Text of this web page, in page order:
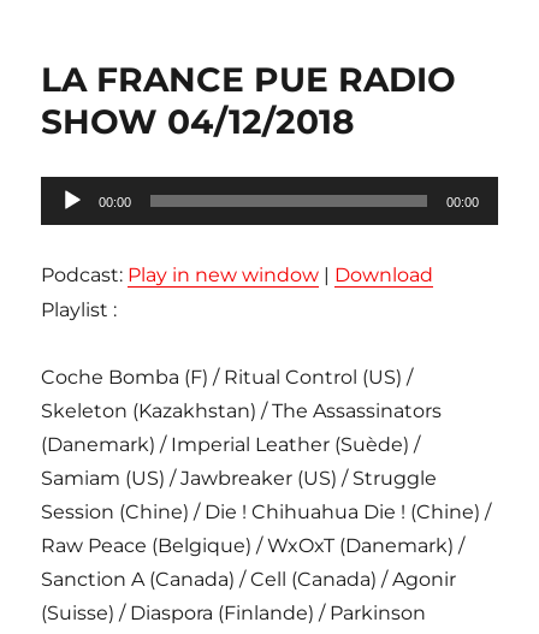
LA FRANCE PUE RADIO
SHOW 04/12/2018
Lecteur
audio
00:00 00:00
Podcast: Play in new window | Download
Playlist :
Coche Bomba (F) / Ritual Control (US) /
Skeleton (Kazakhstan) / The Assassinators
(Danemark) / Imperial Leather (Suède) /
Samiam (US) / Jawbreaker (US) / Struggle
Session (Chine) / Die ! Chihuahua Die ! (Chine) /
Raw Peace (Belgique) / WxOxT (Danemark) /
Sanction A (Canada) / Cell (Canada) / Agonir
(Suisse) / Diaspora (Finlande) / Parkinson